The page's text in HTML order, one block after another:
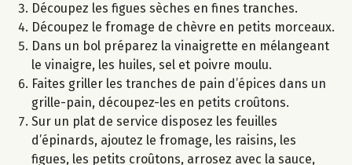
Découpez les figues sèches en fines tranches.
Découpez le fromage de chèvre en petits morceaux.
Dans un bol préparez la vinaigrette en mélangeant
le vinaigre, les huiles, sel et poivre moulu.
Faites griller les tranches de pain d’épices dans un
grille-pain, découpez-les en petits croûtons.
Sur un plat de service disposez les feuilles
d’épinards, ajoutez le fromage, les raisins, les
figues, les petits croûtons, arrosez avec la sauce,